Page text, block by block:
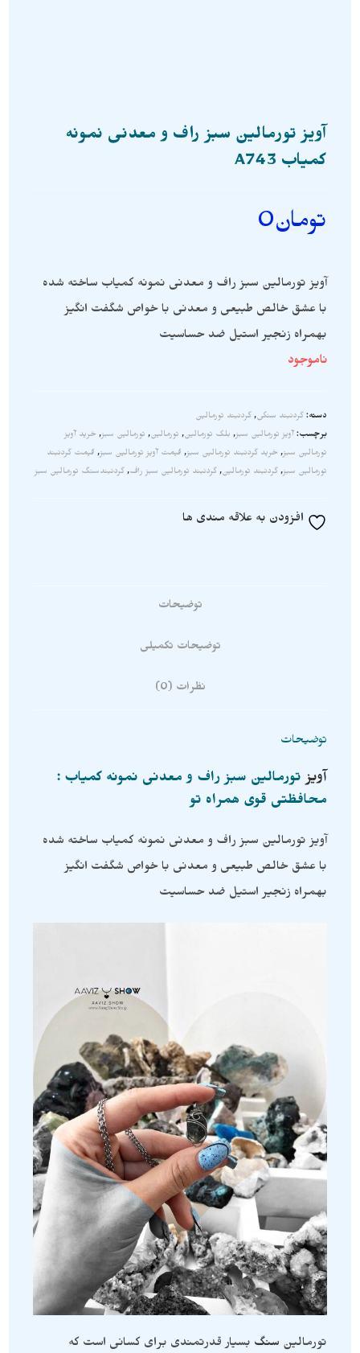
آویز تورمالین سبز راف و معدنی نمونه
کمیاب A743
تومان0
آویز تورمالین سبز راف و معدنی نمونه کمیاب ساخته شده
با عشق خالص طبیعی و معدنی با خواص شگفت انگیز
بهمراه زنجیر استیل ضد حساسیت
ناموجود
دسته: گردنبند سنگی, گردنبند تورمالین
برچسب: آویز تورمالین سبز, بلک تورمالین, تورمالین, تورمالین سبز, خرید آویز
تورمالین سبز, خرید گردنبند تورمالین سبز, قیمت آویز تورمالین سبز, قیمت گردنبند
تورمالین سبز, گردنبند تورمالین, گردنبند تورمالین سبز راف, گردنبندسنگ تورمالین سبز
افزودن به علاقه مندی ها
توضیحات
توضیحات تکمیلی
نظرات (0)
توضیحات
آویزتورمالین سبز راف و معدنی نمونه کمیاب :
محافظتی قوی همراه تو
آویز تورمالین سبز راف و معدنی نمونه کمیاب ساخته شده
با عشق خالص طبیعی و معدنی با خواص شگفت انگیز
بهمراه زنجیر استیل ضد حساسیت
تورمالین سنگ بسیار قدرتمندی برای کسانی است که